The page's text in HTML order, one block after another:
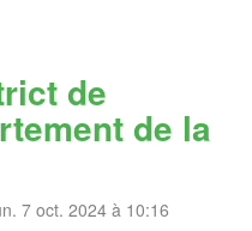
de
de la
7 oct. 2024 à 10:16